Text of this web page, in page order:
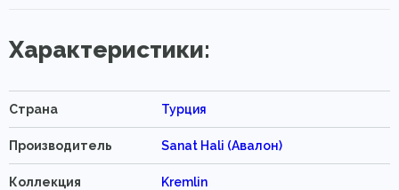
Характеристики:
Страна Турция
Производитель Sanat Hali (Авалон)
Коллекция Kremlin